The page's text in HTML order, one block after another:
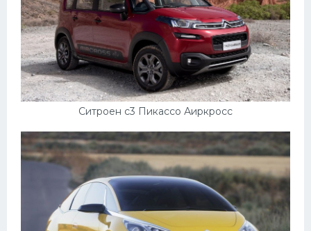
Ситроен с3 Пикассо Аиркросс